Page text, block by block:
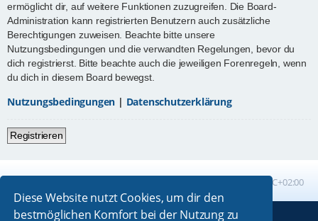
Diese Website nutzt Cookies, um dir den
bestmöglichen Komfort bei der Nutzung zu
ermöglicht dir, auf weitere Funktionen zuzugreifen. Die Board-
Administration kann registrierten Benutzern auch zusätzliche
Berechtigungen zuweisen. Beachte bitte unsere
Nutzungsbedingungen und die verwandten Regelungen, bevor du
dich registrierst. Bitte beachte auch die jeweiligen Forenregeln, wenn
du dich in diesem Board bewegst.
Nutzungsbedingungen | Datenschutzerklärung
Registrieren
UTC+02:00